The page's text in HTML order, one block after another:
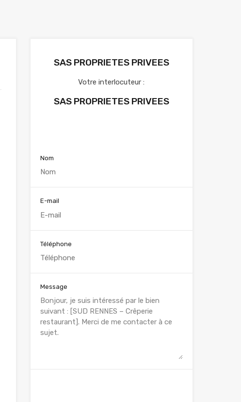
SAS PROPRIETES PRIVEES
Votre interlocuteur :
SAS PROPRIETES PRIVEES
Nom
E-mail
Téléphone
Message